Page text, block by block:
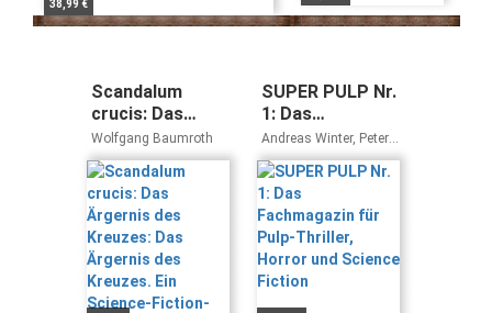
38,99 €
Scandalum
crucis: Das
Ärgernis des
Kreuzes: Das
Ärgernis des
Kreuzes. Ein
Science-Fiction-
Roman aus dem
Jahr 1928
Wolfgang Baumroth
SUPER PULP Nr.
1: Das
Fachmagazin für
Pulp-Thriller,
Horror und
Science Fiction
Andreas Winter, Peter
Hiess, r.evolver, Philipp
Schaab